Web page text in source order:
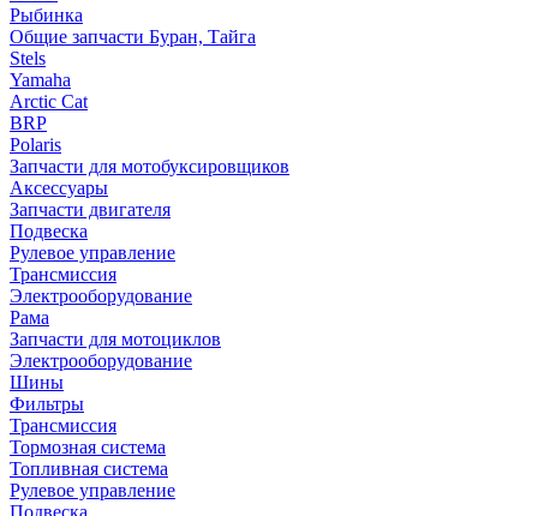
Рыбинка
Общие запчасти Буран, Тайга
Stels
Yamaha
Arctic Cat
BRP
Polaris
Запчасти для мотобуксировщиков
Аксессуары
Запчасти двигателя
Подвеска
Рулевое управление
Трансмиссия
Электрооборудование
Рама
Запчасти для мотоциклов
Электрооборудование
Шины
Фильтры
Трансмиссия
Тормозная система
Топливная система
Рулевое управление
Подвеска